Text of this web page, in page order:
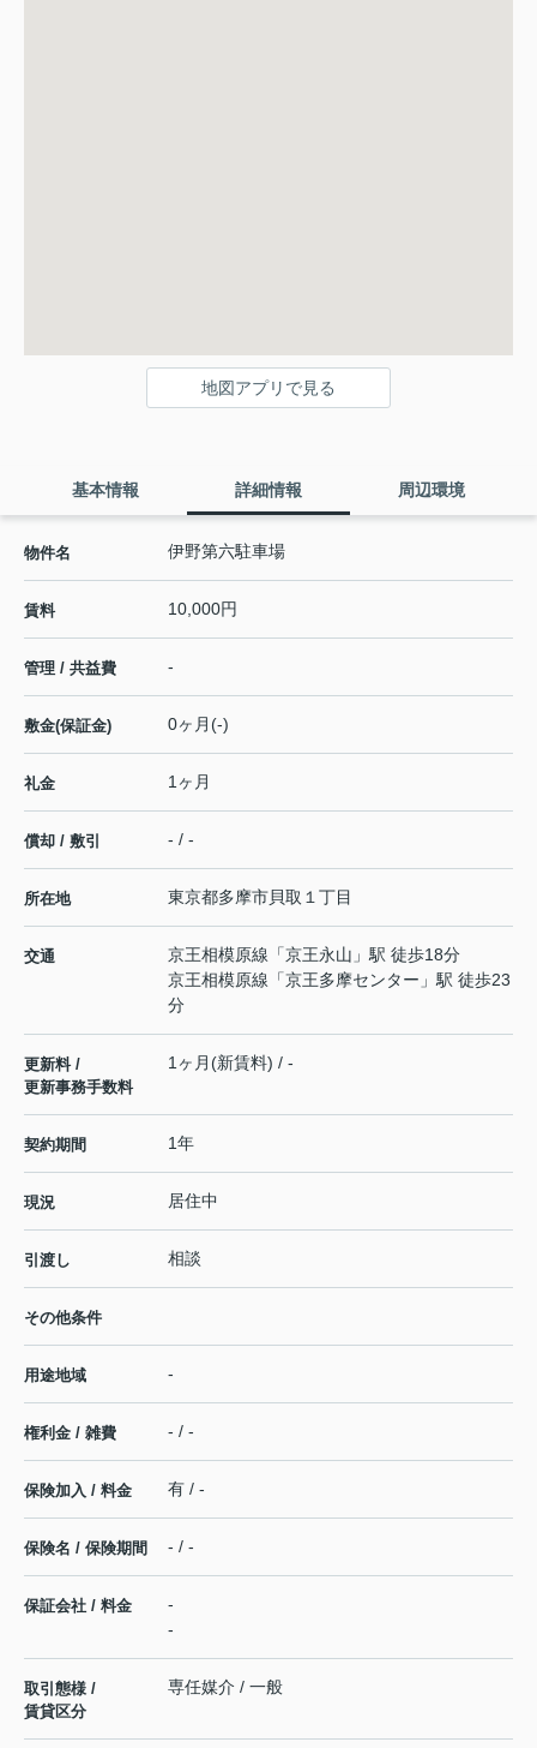
地図アプリで見る
基本情報 詳細情報 周辺環境
物件名 伊野第六駐車場
賃料 10,000円
管理 / 共益費 -
敷金(保証金) 0ヶ月(-)
礼金 1ヶ月
償却 / 敷引 - / -
所在地 東京都多摩市貝取 １丁目
交通 京王相模原線 「京王永山 」駅 徒歩18分
京王相模原線 「京王多摩センター 」駅 徒歩23
分
更新料 /
更新事務手数料
1ヶ月(新賃料) / -
契約期間 1年
現況 居住中
引渡し 相談
その他条件
用途地域 -
権利金 / 雑費 - / -
保険加入 / 料金 有 / -
保険名 / 保険期間 - / -
保証会社 / 料金
-
-
取引態様 /
賃貸区分
専任媒介 / 一般